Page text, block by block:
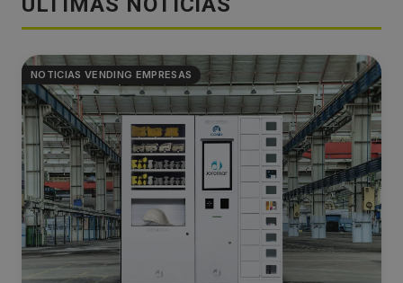
NOTICIAS VENDING EMPRESAS